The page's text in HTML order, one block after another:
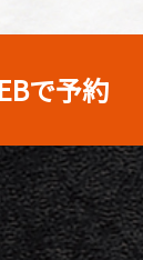
で予約